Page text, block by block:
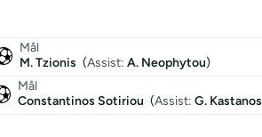
Mål
M. Tzionis (Assist: A. Neophytou)
Mål
Constantinos Sotiriou (Assist: G. Kastanos